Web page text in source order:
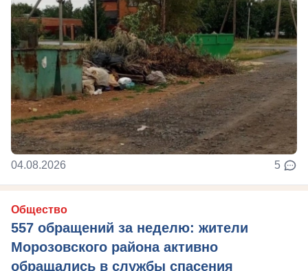
04.08.2026 5
Общество
557 обращений за неделю: жители
Морозовского района активно
обращались в службы спасения